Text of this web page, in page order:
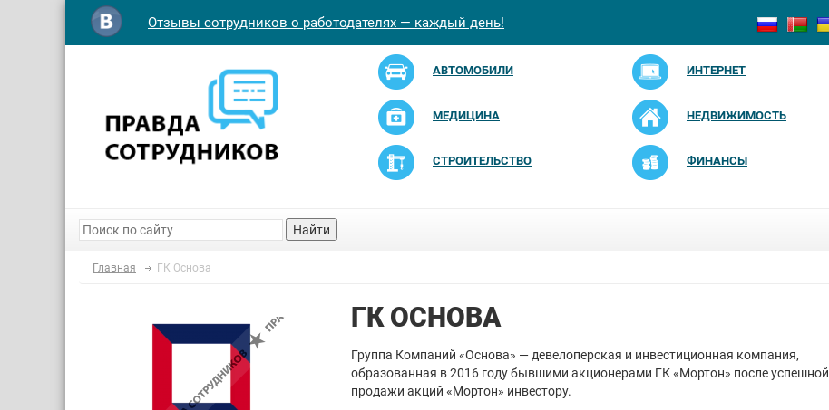
Отзывы сотрудников о работодателях — каждый день!
АВТОМОБИЛИ ИНТЕРНЕТ
МЕДИЦИНА НЕДВИЖИМОСТЬ
СТРОИТЕЛЬСТВО ФИНАНСЫ
Найти
Главная ГК Основа
ГК ОСНОВА
Группа Компаний «Основа» — девелоперская и инвестиционная компания,
образованная в 2016 году бывшими акционерами ГК «Мортон» после успешной
продажи акций «Мортон» инвестору.